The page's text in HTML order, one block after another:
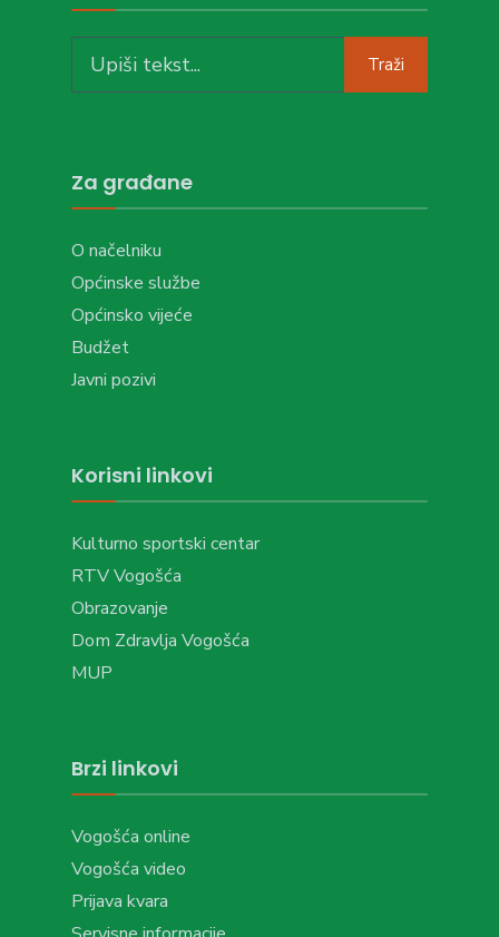
for:
Traži
Za građane
O načelniku
Općinske službe
Općinsko vijeće
Budžet
Javni pozivi
Korisni linkovi
Kulturno sportski centar
RTV Vogošća
Obrazovanje
Dom Zdravlja Vogošća
MUP
Brzi linkovi
Vogošća online
Vogošća video
Prijava kvara